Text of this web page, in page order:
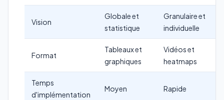
Vision
Globale et
statistique
Granulaire et
individuelle
Format
Tableaux et
graphiques
Vidéos et
heatmaps
Temps
d'implémentation
Moyen Rapide